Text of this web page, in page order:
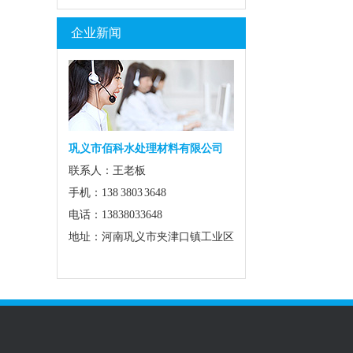
企业新闻
巩义市佰科水处理材料有限公司
联系人：王老板
手机：138 3803 3648
电话：13838033648
地址：河南巩义市夹津口镇工业区